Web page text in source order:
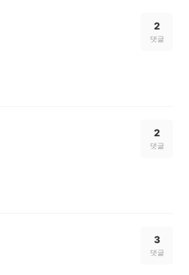
2
댓글
2
댓글
3
댓글